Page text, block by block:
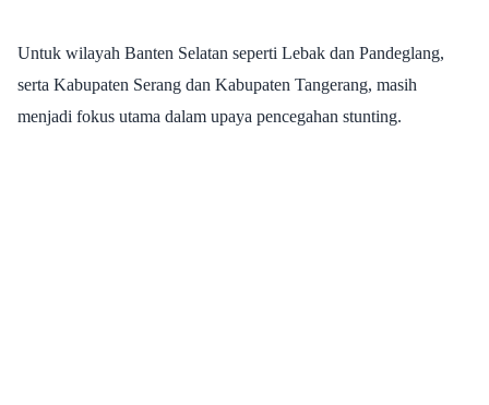
Untuk wilayah Banten Selatan seperti Lebak dan Pandeglang,
serta Kabupaten Serang dan Kabupaten Tangerang, masih
menjadi fokus utama dalam upaya pencegahan stunting.